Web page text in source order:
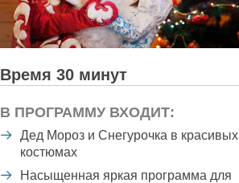
Время 30 минут
В ПРОГРАММУ ВХОДИТ:
Дед Мороз и Снегурочка в красивых
костюмах
Насыщенная яркая программа для